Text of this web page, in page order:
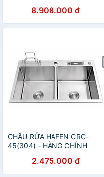
8.908.000 đ
CHẬU RỬA HAFEN CRC-
45(304) - HÀNG CHÍNH
2.475.000 đ